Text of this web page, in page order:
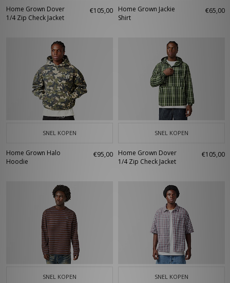
Home Grown Dover
1/4 Zip Check Jacket
€105,00
Home Grown Jackie
Shirt
€65,00
SNEL KOPEN
Home Grown Halo
Hoodie
€95,00
SNEL KOPEN
Home Grown Dover
1/4 Zip Check Jacket
€105,00
SNEL KOPEN SNEL KOPEN